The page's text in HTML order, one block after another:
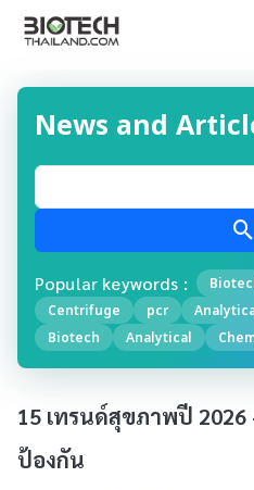
News and
Popular keywords :
Centrifuge
pcr
Biotech
Analytical
15 เทรนด์สุขภาพปี 2026
ป้องกัน